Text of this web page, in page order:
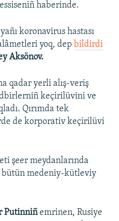
haberinde.
koronavirus hastası
yoq, dep bildirdi
Aksönov.
qadar yerli alış-veriş
keçirilüvini ve
Qırımda tek
de korporativ keçirilüvi
şeer meydanlarında
bütün medeniy-kütleviy
Putinniñemrinen, Rusiye